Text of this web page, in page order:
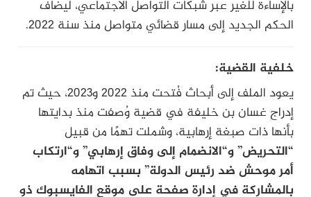
بالإساءة للغير عبر شبكات التواصل الاجتماعي، ليضاف
الحكم الجديد إلى مسار قضائي متواصل منذ سنة 2022.
خلفية القضية:
يعود الملف إلى أبحاث فُتحت منذ 2022 و2023، حيث تم
إدراج غسان بن خليفة في قضية وُصفت منذ بدايتها
بأنها ذات صبغة إرهابية، وشملت تهمًا من قبيل
“التحريض” و“الانضمام إلى وفاق إرهابي” و“ارتكاب
أمر موحش ضد رئيس الدولة” بسبب اتهامه
بالمشاركة في إدارة صفحة على موقع الفايسبوك ذو